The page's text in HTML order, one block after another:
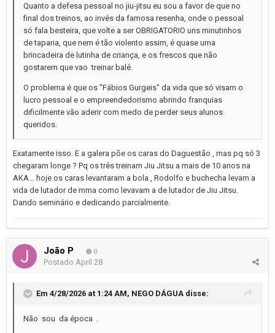
Quanto a defesa pessoal no jiu-jitsu eu sou a favor de que no
final dos treinos, ao invés da famosa resenha, onde o pessoal
só fala besteira, que volte a ser OBRIGATORIO uns minutinhos
de taparia, que nem é tão violento assim, é quase uma
brincadeira de lutinha de criança, e os frescos que não
gostarem que vao treinar balé.
O problema é que os "Fábios Gurgeis" da vida que só visam o
lucro pessoal e o empreendedorismo abrindo franquias
dificilmente vão aderir com medo de perder seus alunos
queridos.
Exatamente isso. E a galera põe os caras do Daguestão , mas pq só 3
chegaram longe ? Pq os três treinam Jiu Jitsu a mais de 10 anos na
AKA… hoje os caras levantaram a bola , Rodolfo e buchecha levam a
vida de lutador de mma como levavam a de lutador de Jiu Jitsu.
Dando seminário e dedicando parcialmente.
João P 0
Postado April 28
Em 4/28/2026 at 1:24 AM, NEGO DÁGUA disse:
Não sou da época .